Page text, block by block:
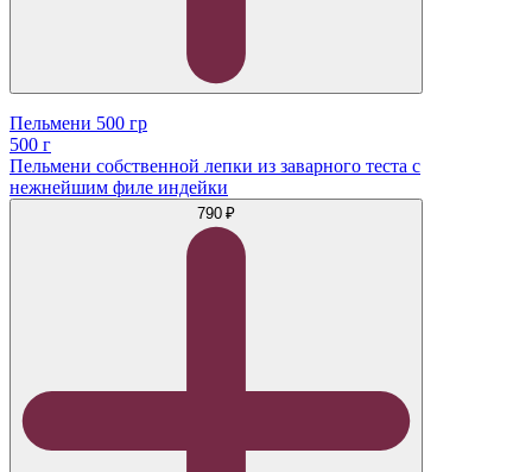
Пельмени 500 гр
500 г
Пельмени собственной лепки из заварного теста с
нежнейшим филе индейки
790 ₽